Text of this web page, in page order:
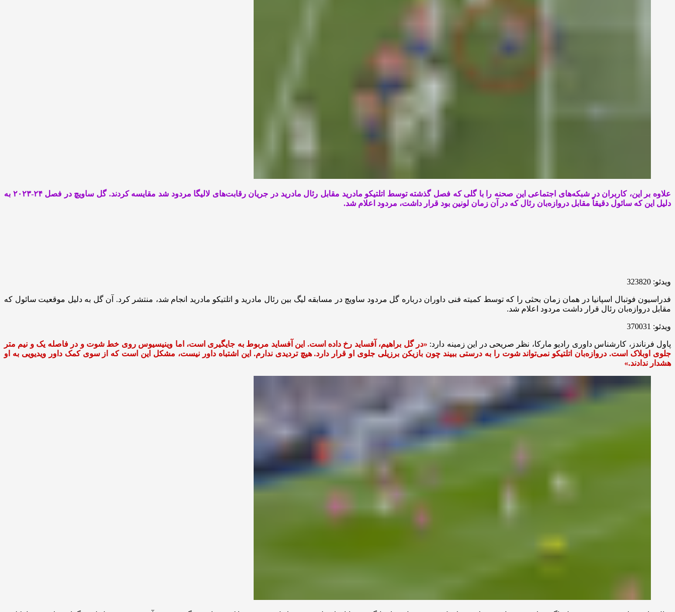
علاوه بر این، کاربران در شبکه‌های اجتماعی این صحنه را با گلی که فصل گذشته توسط اتلتیکو مادرید مقابل رئال مادرید در جریان رقابت‌های لالیگا مردود شد مقایسه کردند. گل ساویچ در فصل ۲۴-۲۰۲۳ به
دلیل این که سائول دقیقاً مقابل دروازه‌بان رئال که در آن زمان لونین بود قرار داشت، مردود اعلام شد.
ویدئو: 323820
فدراسیون فوتبال اسپانیا در همان زمان بحثی را که توسط کمیته فنی داوران درباره گل مردود ساویچ در مسابقه لیگ بین رئال مادرید و اتلتیکو مادرید انجام شد، منتشر کرد. آن گل به دلیل موقعیت سائول که
مقابل دروازه‌بان رئال قرار داشت مردود اعلام شد.
ویدئو: 370031
پاول فرناندز، کارشناس داوری رادیو مارکا، نظر صریحی در این زمینه دارد: «در گل براهیم، آفساید رخ داده است. این آفساید مربوط به جایگیری است، اما وینیسیوس روی خط شوت و در فاصله یک‌ و نیم متر
جلوی اوبلاک است. دروازه‌بان اتلتیکو نمی‌تواند شوت را به درستی ببیند چون بازیکن برزیلی جلوی او قرار دارد. هیچ تردیدی ندارم. این اشتباه داور نیست، مشکل این است که از سوی کمک داور ویدیویی به او
هشدار ندادند.»